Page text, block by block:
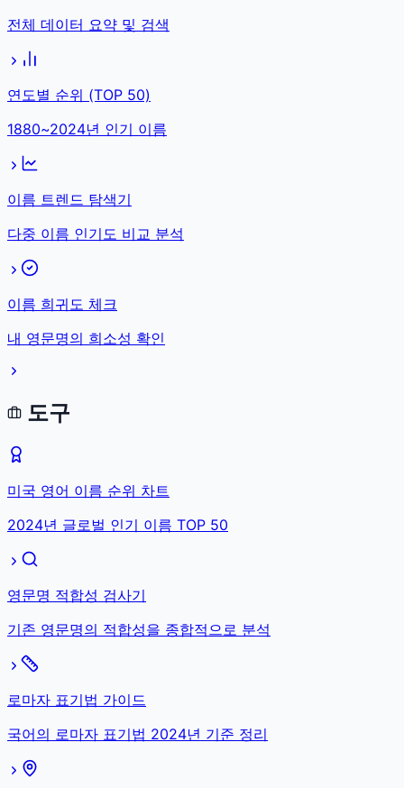
전체 데이터 요약 및 검색
연도별 순위 (TOP 50)
1880~2024년 인기 이름
이름 트렌드 탐색기
다중 이름 인기도 비교 분석
이름 희귀도 체크
내 영문명의 희소성 확인
도구
미국 영어 이름 순위 차트
2024년 글로벌 인기 이름 TOP 50
영문명 적합성 검사기
기존 영문명의 적합성을 종합적으로 분석
로마자 표기법 가이드
국어의 로마자 표기법 2024년 기준 정리